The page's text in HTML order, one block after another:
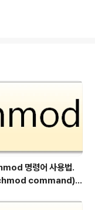
명령어 사용법.
command) -